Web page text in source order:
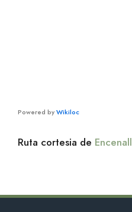
Powered byWikiloc
Ruta cortesia de Encenall